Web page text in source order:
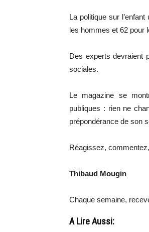
La politique sur
les hommes et 62 pour
Des experts devraient
sociales.
Le magazine se
publiques : rien ne
prépondérance de son
Réagissez,
Thibaud Mougin
Chaque semaine,
A Lire Aussi: